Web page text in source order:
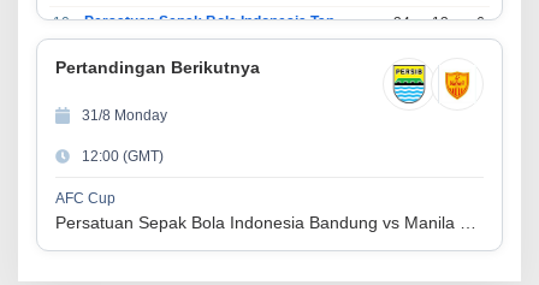
10
Persatuan Sepak Bola Indonesia Tangerang 34 13 6
34 11
13
14
Madura United FC
15
Persatuan Sepakbola Makassar
16
Persis Solo 34 8 10
Pertandingan Berikutnya
31/8 Monday
12:00 (GMT)
AFC Cup
Persatuan Sepak Bola Indonesia Bandung vs Manila Digger FC